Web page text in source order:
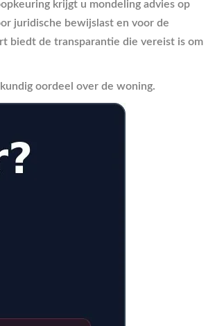
krijgt u mondeling advies op
juridische bewijslast en voor de
biedt de transparantie die vereist is om
oordeel over de woning.